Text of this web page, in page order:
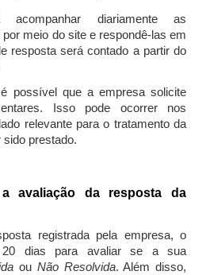
diariamente as
meio do site e respondê-las em
resposta será contado a partir do
possível que a empresa solicite
Isso pode ocorrer nos
relevante para o tratamento da
prestado.
avaliação da resposta da
registrada pela empresa, o
20 dias para avaliar se a sua
ou Não Resolvida. Além disso,